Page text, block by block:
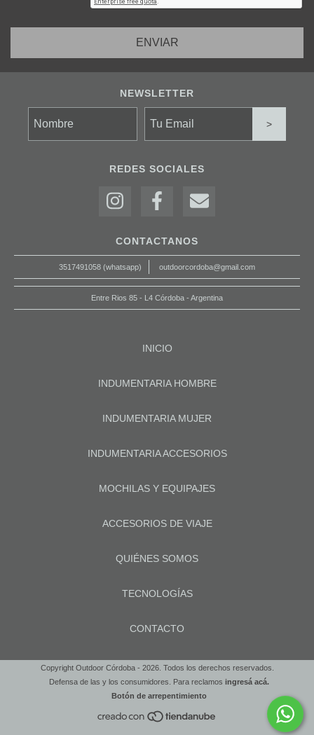
NEWSLETTER
REDES SOCIALES
CONTACTANOS
3517491058 (whatsapp) outdoorcordoba@gmail.com
Entre Rios 85 - L4 Córdoba - Argentina
INICIO
INDUMENTARIA HOMBRE
INDUMENTARIA MUJER
INDUMENTARIA ACCESORIOS
MOCHILAS Y EQUIPAJES
ACCESORIOS DE VIAJE
QUIÉNES SOMOS
TECNOLOGÍAS
CONTACTO
Copyright Outdoor Córdoba - 2026. Todos los derechos reservados.
Defensa de las y los consumidores. Para reclamos ingresá acá.
Botón de arrepentimiento